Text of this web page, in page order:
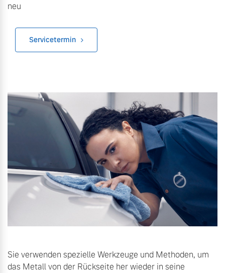
neu
Servicetermin
Sie verwenden spezielle Werkzeuge und Methoden, um
das Metall von der Rückseite her wieder in seine